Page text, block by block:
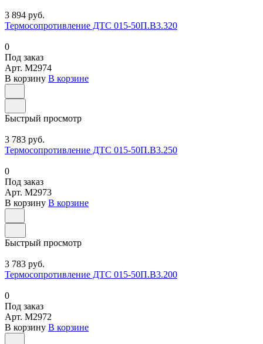
3 894 руб.
Термосопротивление ДТС 015-50П.В3.320
0
Под заказ
Арт. M2974
В корзину В корзине
Быстрый просмотр
3 783 руб.
Термосопротивление ДТС 015-50П.В3.250
0
Под заказ
Арт. M2973
В корзину В корзине
Быстрый просмотр
3 783 руб.
Термосопротивление ДТС 015-50П.В3.200
0
Под заказ
Арт. M2972
В корзину В корзине